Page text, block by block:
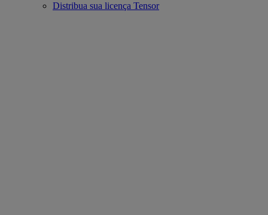
Distribua sua licença Tensor